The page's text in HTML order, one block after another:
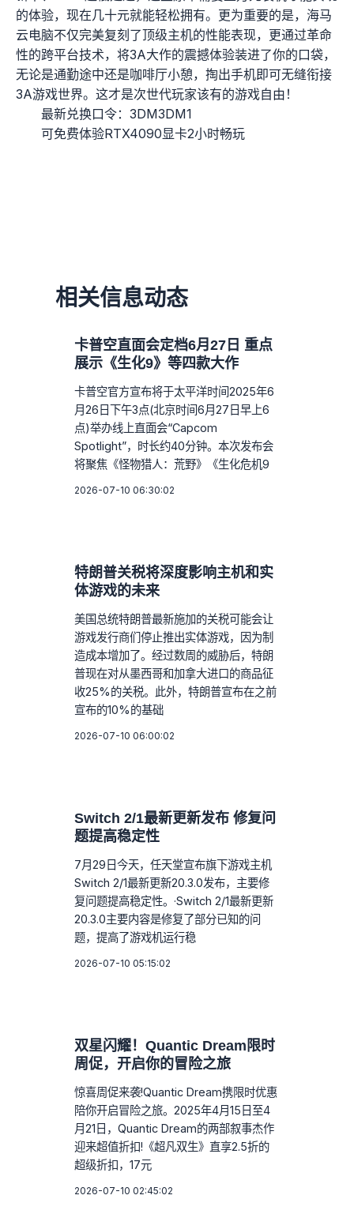
的体验，现在几十元就能轻松拥有。更为重要的是，海马
云电脑不仅完美复刻了顶级主机的性能表现，更通过革命
性的跨平台技术，将3A大作的震撼体验装进了你的口袋，
无论是通勤途中还是咖啡厅小憩，掏出手机即可无缝衔接
3A游戏世界。这才是次世代玩家该有的游戏自由！
最新兑换口令：3DM3DM1
可免费体验RTX4090显卡2小时畅玩
相关信息动态
卡普空直面会定档6月27日 重点
展示《生化9》等四款大作
卡普空官方宣布将于太平洋时间2025年6
月26日下午3点(北京时间6月27日早上6
点)举办线上直面会“Capcom
Spotlight”，时长约40分钟。本次发布会
将聚焦《怪物猎人：荒野》《生化危机9
2026-07-10 06:30:02
特朗普关税将深度影响主机和实
体游戏的未来
美国总统特朗普最新施加的关税可能会让
游戏发行商们停止推出实体游戏，因为制
造成本增加了。经过数周的威胁后，特朗
普现在对从墨西哥和加拿大进口的商品征
收25%的关税。此外，特朗普宣布在之前
宣布的10%的基础
2026-07-10 06:00:02
Switch 2/1最新更新发布 修复问
题提高稳定性
7月29日今天，任天堂宣布旗下游戏主机
Switch 2/1最新更新20.3.0发布，主要修
复问题提高稳定性。·Switch 2/1最新更新
20.3.0主要内容是修复了部分已知的问
题，提高了游戏机运行稳
2026-07-10 05:15:02
双星闪耀！Quantic Dream限时
周促，开启你的冒险之旅
惊喜周促来袭!Quantic Dream携限时优惠
陪你开启冒险之旅。2025年4月15日至4
月21日，Quantic Dream的两部叙事杰作
迎来超值折扣!《超凡双生》直享2.5折的
超级折扣，17元
2026-07-10 02:45:02